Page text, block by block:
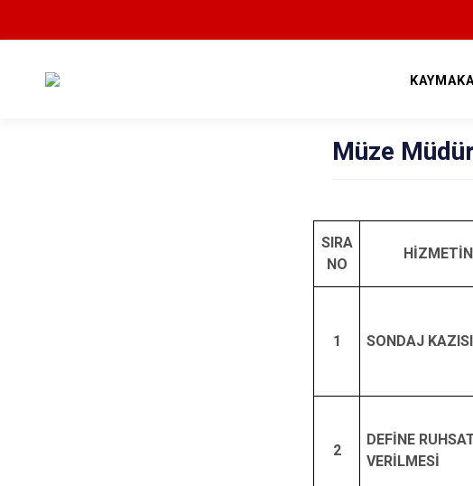
Müze
SIRA
NO
HİZMETİN
1 SONDAJ KAZISI
2
DEFİNE
VERİLMESİ